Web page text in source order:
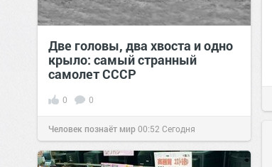
Две головы, два хвоста и одно
крыло: самый странный
самолет СССР
0 0
Человек познаёт мир00:52 Сегодня